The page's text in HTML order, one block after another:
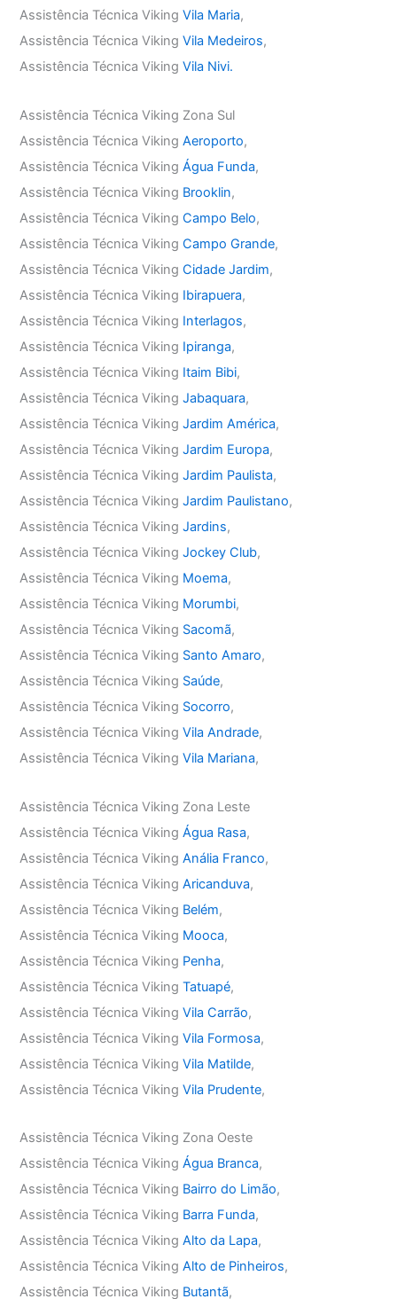
Assistência Técnica VikingVila Maria,
Assistência Técnica VikingVila Medeiros,
Assistência Técnica VikingVila Nivi.
Assistência Técnica Viking Zona Sul
Assistência Técnica VikingAeroporto,
Assistência Técnica VikingÁgua Funda,
Assistência Técnica Viking Brooklin,
Assistência Técnica VikingCampo Belo,
Assistência Técnica VikingCampo Grande,
Assistência Técnica VikingCidade Jardim,
Assistência Técnica Viking Ibirapuera,
Assistência Técnica Viking Interlagos,
Assistência Técnica Viking Ipiranga,
Assistência Técnica Viking Itaim Bibi,
Assistência Técnica VikingJabaquara,
Assistência Técnica VikingJardim América,
Assistência Técnica VikingJardim Europa,
Assistência Técnica VikingJardim Paulista,
Assistência Técnica VikingJardim Paulistano,
Assistência Técnica VikingJardins,
Assistência Técnica VikingJockey Club,
Assistência Técnica Viking Moema,
Assistência Técnica Viking Morumbi,
Assistência Técnica Viking Sacomã,
Assistência Técnica Viking Santo Amaro,
Assistência Técnica Viking Saúde,
Assistência Técnica Viking Socorro,
Assistência Técnica VikingVila Andrade,
Assistência Técnica VikingVila Mariana,
Assistência Técnica Viking Zona Leste
Assistência Técnica VikingÁgua Rasa,
Assistência Técnica VikingAnália Franco,
Assistência Técnica VikingAricanduva,
Assistência Técnica Viking Belém,
Assistência Técnica Viking Mooca,
Assistência Técnica Viking Penha,
Assistência Técnica VikingTatuapé,
Assistência Técnica VikingVila Carrão,
Assistência Técnica VikingVila Formosa,
Assistência Técnica VikingVila Matilde,
Assistência Técnica VikingVila Prudente,
Assistência Técnica Viking Zona Oeste
Assistência Técnica VikingÁgua Branca,
Assistência Técnica Viking Bairro do Limão,
Assistência Técnica Viking Barra Funda,
Assistência Técnica VikingAlto da Lapa,
Assistência Técnica VikingAlto de Pinheiros,
Assistência Técnica Viking Butantã,